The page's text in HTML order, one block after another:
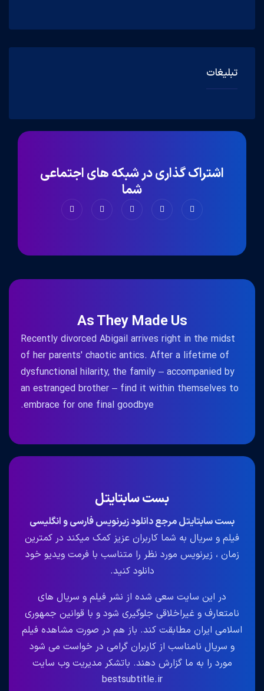
تبلیغات
اشتراک گذاری در شبکه های اجتماعی
شما
As They Made Us
Recently divorced Abigail arrives right in the midst
of her parents' chaotic antics. After a lifetime of
dysfunctional hilarity, the family – accompanied by
an estranged brother – find it within themselves to
embrace for one final goodbye.
بست سابتایتل
بست سابتایتل مرجع دانلود زیرنویس فارسی و انگلیسی
فیلم و سریال به شما کاربران عزیز کمک میکند در کمترین
زمان ، زیرنویس مورد نظر را متناسب با فرمت ویدیو خود
دانلود کنید.
در این سایت سعی شده از نشر فیلم و سریال های
نامتعارف و غیراخلاقی جلوگیری شود و با قوانین جمهوری
اسلامی ایران مطابقت کند. باز هم در صورت مشاهده فیلم
و سریال نامناسب از کاربران گرامی در خواست می شود
مورد را به ما گزارش دهند. باتشکر مدیریت وب سایت
bestsubtitle.ir